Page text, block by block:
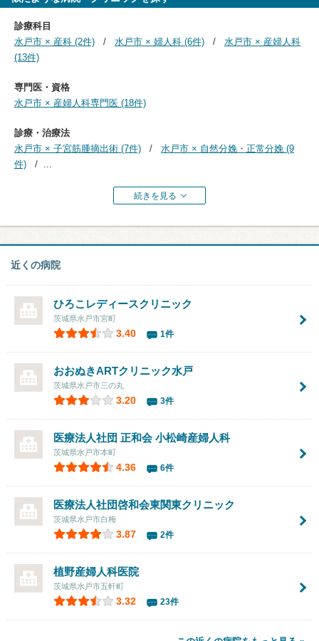
診療科目
水戸市 × 産科 (2件)
水戸市 × 婦人科 (6件)
水戸市 × 産婦人科
(13件)
専門医・資格
水戸市 × 産婦人科専門医 (18件)
診療・治療法
水戸市 × 子宮筋腫摘出術 (7件)
水戸市 × 自然分娩・正常分娩 (9
件)
...
続きを見る
近くの病院
ひろこレディースクリニック
茨城県水戸市宮町
3.40 1件
おおぬきARTクリニック水戸
茨城県水戸市三の丸
3.20 3件
医療法人社団 正和会 小松崎産婦人科
茨城県水戸市本町
4.36 6件
医療法人社団啓和会東関東クリニック
茨城県水戸市白梅
3.87 2件
植野産婦人科医院
茨城県水戸市五軒町
3.32 23件